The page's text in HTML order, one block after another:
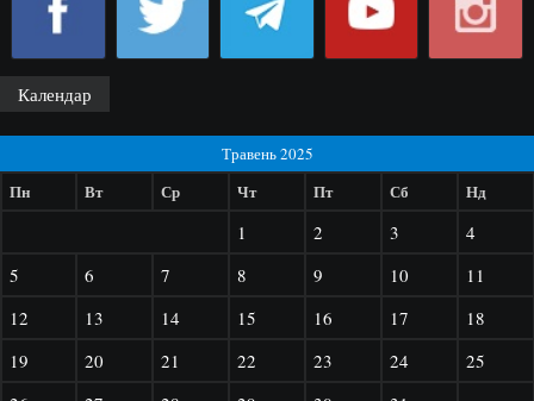
Календар
Травень 2025
Пн Вт Ср Чт Пт Сб Нд
1 2 3
4
5
6 7 8 9 10
11
12
13 14 15 16 17
18
19
20 21 22 23 24
25